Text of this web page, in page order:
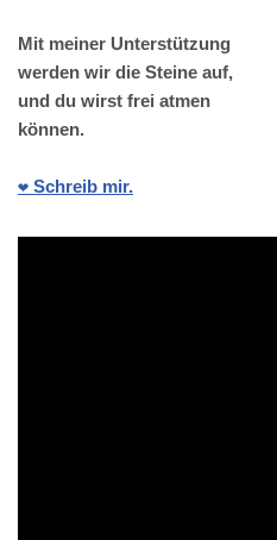
Mit meiner Unterstützung
werden wir die Steine auf,
und du wirst frei atmen
können.
❤️ Schreib mir.